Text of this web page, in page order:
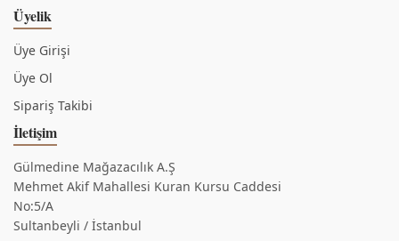
Üyelik
Üye Girişi
Üye Ol
Sipariş Takibi
İletişim
Gülmedine Mağazacılık A.Ş
Mehmet Akif Mahallesi Kuran Kursu Caddesi
No:5/A
Sultanbeyli / İstanbul